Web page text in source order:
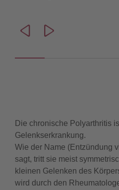
 
Die chronische Polyarthritis
Gelenkserkrankung.
Wie der Name (Entzündung
sagt, tritt sie meist
kleinen Gelenken des
wird durch den